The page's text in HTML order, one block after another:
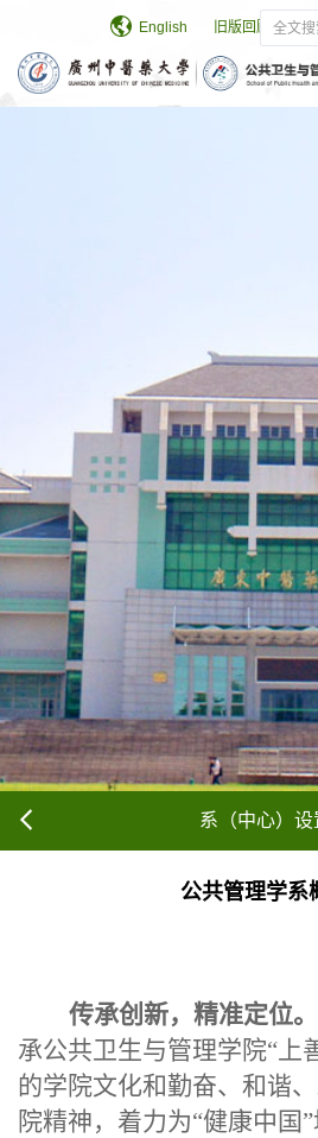
English 旧版回顾 学
系（中心）设
公共管理学系
传承创新，精准定位。
承公共卫生与管理学院“上
的学院文化和勤奋、和谐
院精神，着力为“健康中国